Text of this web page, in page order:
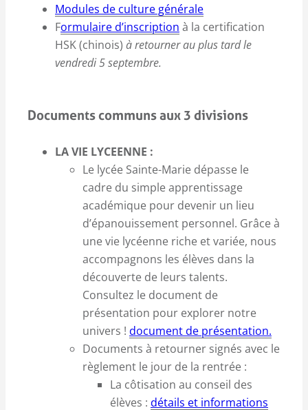
Modules de culture générale
Formulaire d’inscription à la certification
HSK (chinois) à retourner au plus tard le
vendredi 5 septembre.
Documents communs aux 3 divisions
LA VIE LYCEENNE :
Le lycée Sainte-Marie dépasse le
cadre du simple apprentissage
académique pour devenir un lieu
d’épanouissement personnel. Grâce à
une vie lycéenne riche et variée, nous
accompagnons les élèves dans la
découverte de leurs talents.
Consultez le document de
présentation pour explorer notre
univers ! document de présentation.
Documents à retourner signés avec le
règlement le jour de la rentrée :
La côtisation au conseil des
élèves : détails et informations